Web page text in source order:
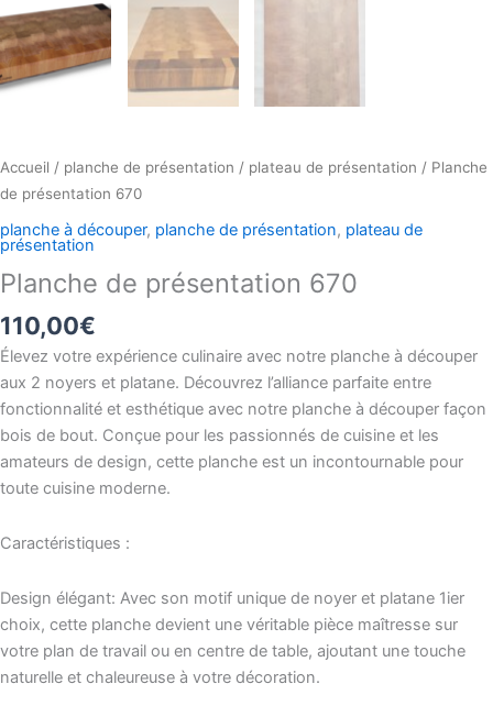
Accueil / planche de présentation / plateau de présentation / Planche
de présentation 670
planche à découper, planche de présentation, plateau de
présentation
Planche de présentation 670
110,00€
Élevez votre expérience culinaire avec notre planche à découper
aux 2 noyers et platane. Découvrez l’alliance parfaite entre
fonctionnalité et esthétique avec notre planche à découper façon
bois de bout. Conçue pour les passionnés de cuisine et les
amateurs de design, cette planche est un incontournable pour
toute cuisine moderne.
Caractéristiques :
Design élégant: Avec son motif unique de noyer et platane 1ier
choix, cette planche devient une véritable pièce maîtresse sur
votre plan de travail ou en centre de table, ajoutant une touche
naturelle et chaleureuse à votre décoration.